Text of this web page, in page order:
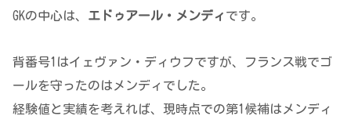
GKの中心は、 エドゥアール・メンディ です。
背番号1はイェヴァン・ディウフですが、フランス戦でゴ
ールを守ったのはメンディでした。
経験値と実績を考えれば、現時点での第1候補はメンディ